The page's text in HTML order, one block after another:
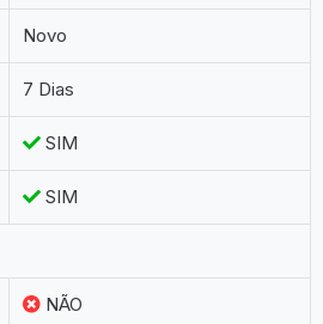
Novo
7 Dias
SIM
SIM
NÃO